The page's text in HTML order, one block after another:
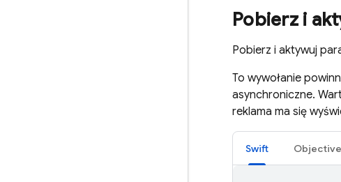
Pobierz i
Pobierz i aktywuj
To wywołanie
asynchroniczne.
reklama ma się
Swift